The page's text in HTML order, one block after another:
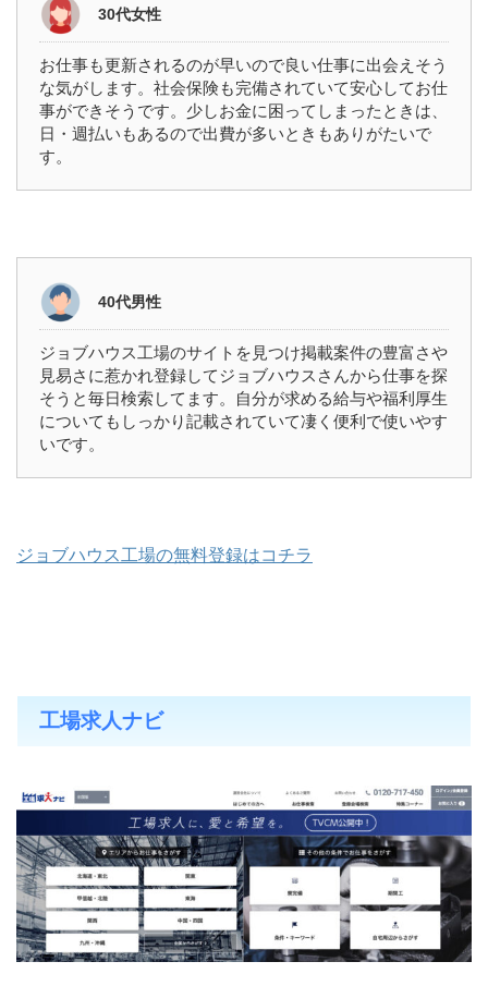
30代女性
お仕事も更新されるのが早いので良い仕事に出会えそう
な気がします。社会保険も完備されていて安心してお仕
事ができそうです。少しお金に困ってしまったときは、
日・週払いもあるので出費が多いときもありがたいで
す。
40代男性
ジョブハウス工場のサイトを見つけ掲載案件の豊富さや
見易さに惹かれ登録してジョブハウスさんから仕事を探
そうと毎日検索してます。自分が求める給与や福利厚生
についてもしっかり記載されていて凄く便利で使いやす
いです。
ジョブハウス工場の無料登録はコチラ
工場求人ナビ